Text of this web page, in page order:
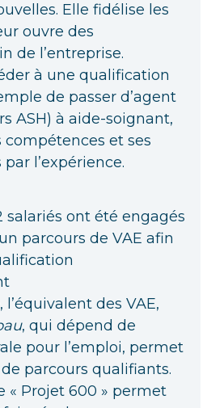
Elle fidélise les
ouvre des
de l’entreprise.
à une qualification
de passer d’agent
ASH) à aide-soignant,
et ses
l’expérience.
salariés ont été engagés
parcours de VAE afin
des VAE,
, qui dépend de
pour l’emploi, permet
parcours qualifiants.
« Projet 600 » permet